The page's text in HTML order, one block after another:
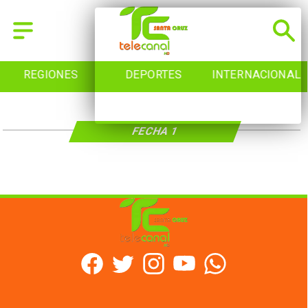
REGIONES DEPORTES INTERNACIONAL
FECHA 1